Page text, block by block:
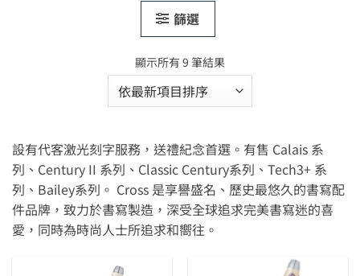
篩選
顯示所有 9 筆結果
最
排
序
設有代客激光刻字服務，送禮紀念首選。有售 Calais 系
列、Century II 系列、Classic Century系列、Tech3+ 系
列、Bailey系列。 Cross 是享譽盛名、歷史最悠久的書寫配
件品牌，致力於書寫製造，深受全球追求完美書寫迷的喜
愛，同時為時尚人士所追求和嚮往。